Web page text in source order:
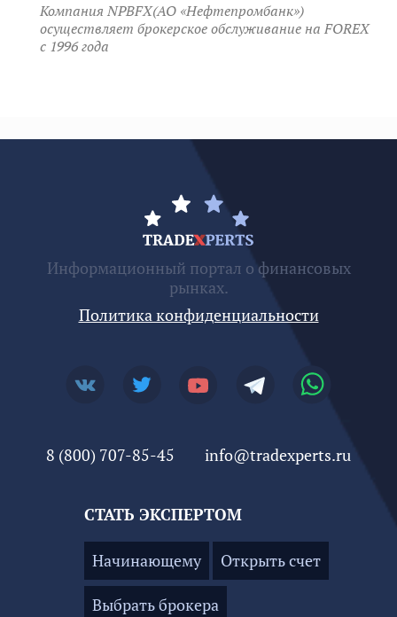
Компания NPBFX(АО «Нефтепромбанк»)
осуществляет брокерское обслуживание на FOREX
c 1996 года
Информационный портал о финансовых
рынках.
Политика конфиденциальности
8 (800) 707-85-45 info@tradexperts.ru
СТАТЬ ЭКСПЕРТОМ
Начинающему Открыть счет
Выбрать брокера